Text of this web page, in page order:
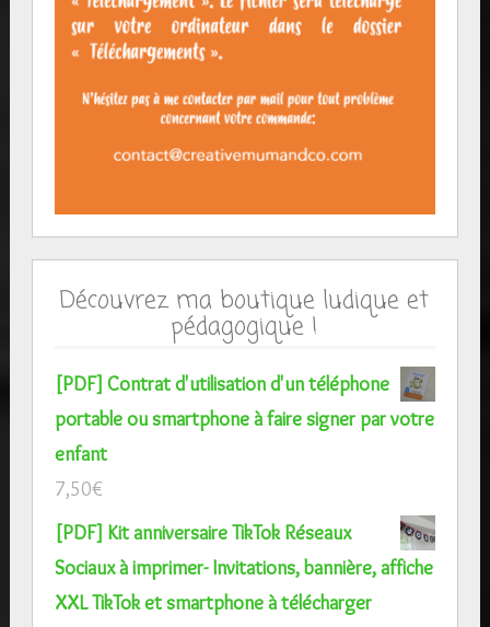
Découvrez ma boutique ludique et
pédagogique !
[PDF] Contrat d'utilisation d'un téléphone
portable ou smartphone à faire signer par votre
enfant
7,50€
[PDF] Kit anniversaire TikTok Réseaux
Sociaux à imprimer- Invitations, bannière, affiche
XXL TikTok et smartphone à télécharger